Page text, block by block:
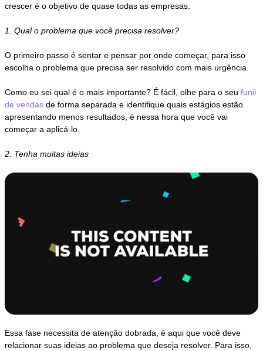
crescer é o objetivo de quase todas as empresas.
1. Qual o problema que você precisa resolver?
O primeiro passo é sentar e pensar por onde começar, para isso
escolha o problema que precisa ser resolvido com mais urgência.
Como eu sei qual é o mais importante? É fácil, olhe para o seufunil
de vendas de forma separada e identifique quais estágios estão
apresentando menos resultados, é nessa hora que você vai
começar a aplicá-lo.
2. Tenha muitas ideias
Essa fase necessita de atenção dobrada, é aqui que você deve
relacionar suas ideias ao problema que deseja resolver. Para isso,